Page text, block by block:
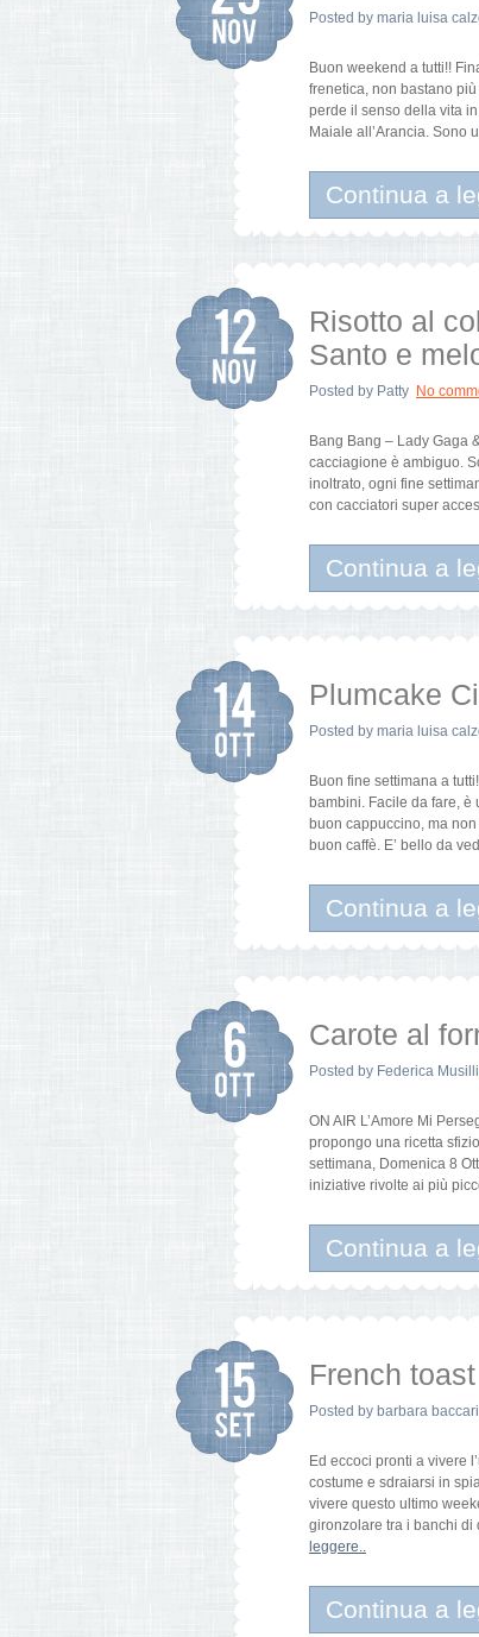
Posted by maria luisa
Buon weekend a tutti!!
frenetica, non bastano
perde il senso della vita
Maiale all’Arancia. Sono
Continua a
Risotto al
Santo e
Posted by Patty No
Bang Bang – Lady Gaga
cacciagione è ambiguo.
inoltrato, ogni fine
con cacciatori super
Continua a
Plumcake
Posted by maria luisa
Buon fine settimana a
bambini. Facile da fare, è
buon cappuccino, ma
buon caffè. E’ bello da
Continua a
Carote al
Posted by Federica Musilli
ON AIR L’Amore Mi
propongo una ricetta
settimana, Domenica 8
iniziative rivolte ai più
Continua a
French toast
Posted by barbara
Ed eccoci pronti a vivere
costume e sdraiarsi in
vivere questo ultimo
gironzolare tra i banchi
leggere..
Continua a